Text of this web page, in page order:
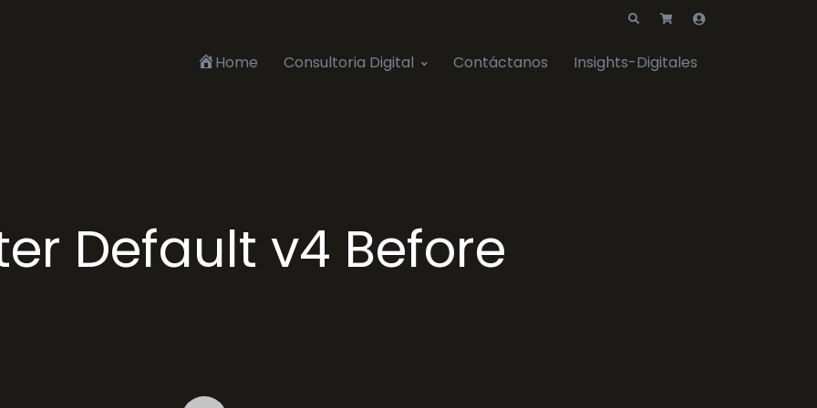
Home Consultoria Digital Contáctanos Insights-Digitales
Default v4 Before